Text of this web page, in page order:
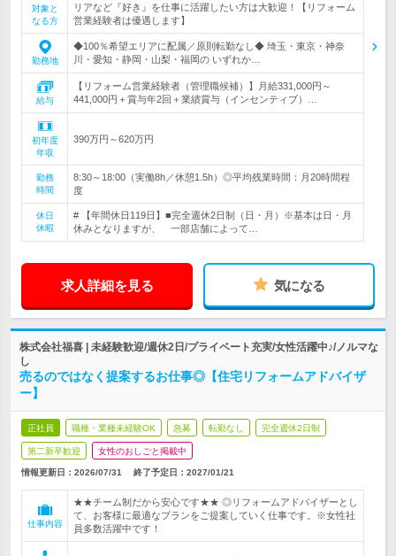
対象と
なる方
リアなど『好き』を仕事に活躍したい方は大歓迎！【リフォーム
営業経験者は優遇します】
勤務地
◆100％希望エリアに配属／原則転勤なし◆ 埼玉・東京・神奈
川・愛知・静岡・山梨・福岡の いずれか…
給与
【リフォーム営業経験者（管理職候補）】月給331,000円～
441,000円＋賞与年2回＋業績賞与（インセンティブ）…
初年度
年収
390万円～620万円
勤務
時間
8:30～18:00（実働8h／休憩1.5h）◎平均残業時間：月20時間程
度
休日
休暇
# 【年間休日119日】■完全週休2日制（日・月）※基本は日・月
休みとなりますが、 一部店舗によって…
求人詳細を見る 気になる
株式会社福喜 | 未経験歓迎/週休2日/プライベート充実/女性活躍中♪/ノルマな
し
売るのではなく提案するお仕事◎【住宅リフォームアドバイザ
ー】
正社員 職種・業種未経験OK 急募 転勤なし 完全週休2日制
第二新卒歓迎 女性のおしごと掲載中
情報更新日：2026/07/31 終了予定日： 2027/01/21
仕事内容
★★チーム制だから安心です★★ ◎リフォームアドバイザーとし
て、お客様に最適なプランをご提案していく仕事です。※女性社
員多数活躍中です！